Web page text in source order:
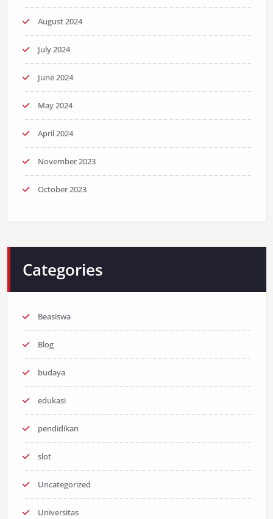
August 2024
July 2024
June 2024
May 2024
April 2024
November 2023
October 2023
Categories
Beasiswa
Blog
budaya
edukasi
pendidikan
slot
Uncategorized
Universitas